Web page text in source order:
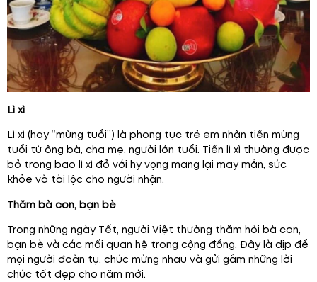
Lì xì
Lì xì (hay “mừng tuổi”) là phong tục trẻ em nhận tiền mừng
tuổi từ ông bà, cha mẹ, người lớn tuổi. Tiền lì xì thường được
bỏ trong bao lì xì đỏ với hy vọng mang lại may mắn, sức
khỏe và tài lộc cho người nhận.
Thăm bà con, bạn bè
Trong những ngày Tết, người Việt thường thăm hỏi bà con,
bạn bè và các mối quan hệ trong cộng đồng. Đây là dịp để
mọi người đoàn tụ, chúc mừng nhau và gửi gắm những lời
chúc tốt đẹp cho năm mới.